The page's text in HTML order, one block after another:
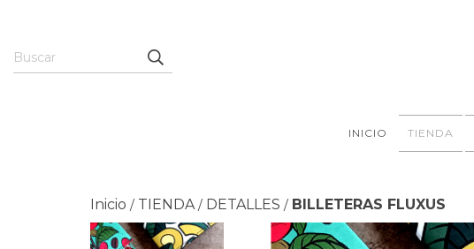
INICIO TIENDA
Inicio / TIENDA / DETALLES / BILLETERAS FLUXUS